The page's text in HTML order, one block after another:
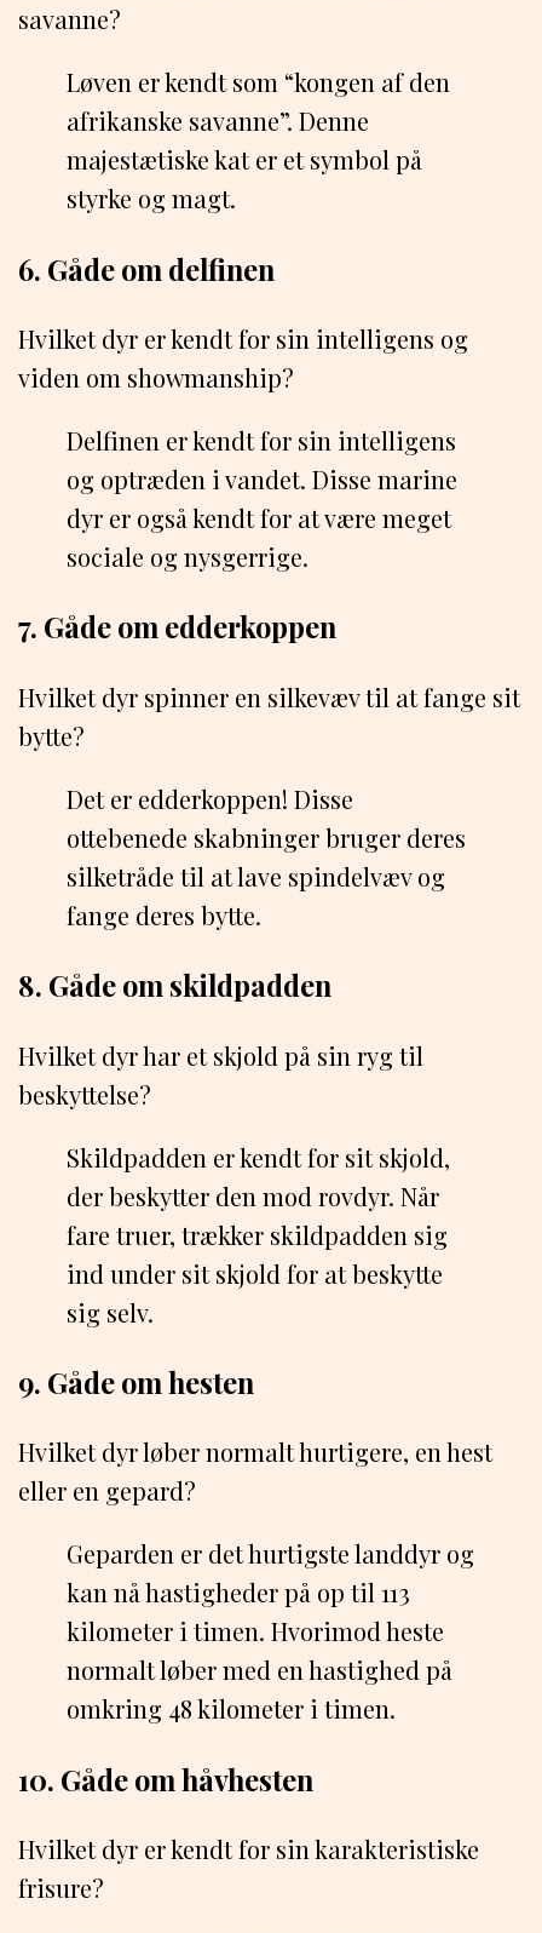
savanne?
Løven er kendt som “kongen af ​​den
afrikanske savanne”. Denne
majestætiske kat er et symbol på
styrke og magt.
6. Gåde om delfinen
Hvilket dyr er kendt for sin intelligens og
viden om showmanship?
Delfinen er kendt for sin intelligens
og optræden i vandet. Disse marine
dyr er også kendt for at være meget
sociale og nysgerrige.
7. Gåde om edderkoppen
Hvilket dyr spinner en silkevæv til at fange sit
bytte?
Det er edderkoppen! Disse
ottebenede skabninger bruger deres
silketråde til at lave spindelvæv og
fange deres bytte.
8. Gåde om skildpadden
Hvilket dyr har et skjold på sin ryg til
beskyttelse?
Skildpadden er kendt for sit skjold,
der beskytter den mod rovdyr. Når
fare truer, trækker skildpadden sig
ind under sit skjold for at beskytte
sig selv.
9. Gåde om hesten
Hvilket dyr løber normalt hurtigere, en hest
eller en gepard?
Geparden er det hurtigste landdyr og
kan nå hastigheder på op til 113
kilometer i timen. Hvorimod heste
normalt løber med en hastighed på
omkring 48 kilometer i timen.
10. Gåde om håvhesten
Hvilket dyr er kendt for sin karakteristiske
frisure?